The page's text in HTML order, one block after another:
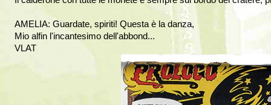
AMELIA: Guardate, spiriti! Questa è la danza,
Mio alfin l'incantesimo dell'abbond...
VLAT